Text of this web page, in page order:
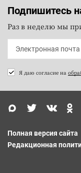
Подпишитесь
Раз в неделю мы
Я даю согласие на
Полная версия сайта
Редакционная